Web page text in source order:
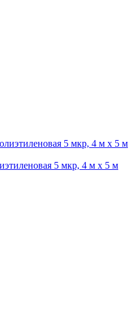
5 мкр, 4 м х 5 м